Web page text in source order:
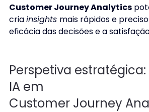
Customer Journey Analytics
cria insights mais rápidos e
eficácia das decisões e a
Perspetiva
IA em
Customer Journey